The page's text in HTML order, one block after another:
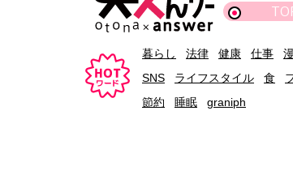
暮らし 法律 健康 仕事
SNS
ライフスタイル 食
節約
睡眠 graniph